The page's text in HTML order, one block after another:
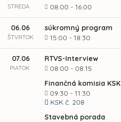
STREDA
08:00 - 16:00
06.06
ŠTVRTOK
súkromný program
15:00 - 18:30
07.06
PIATOK
RTVS-Interview
08:00 - 08:15
Finančná komisia KSK
09:30 - 11:30
KSK č. 208
Stavebná porada